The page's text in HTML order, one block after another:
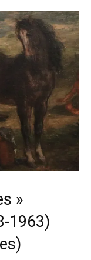
»
1963)